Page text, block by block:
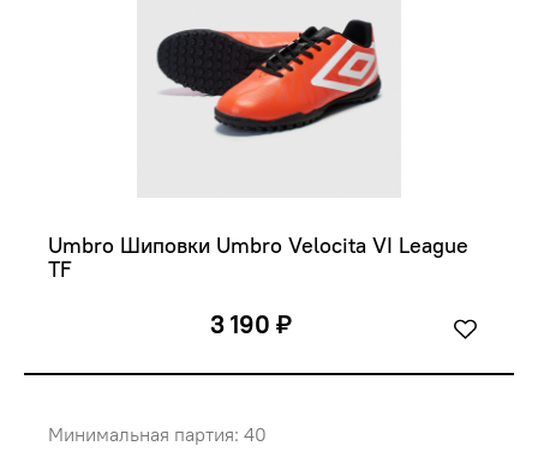
Umbro Шиповки Umbro Velocita VI League
TF
3 190 ₽
Минимальная партия: 40